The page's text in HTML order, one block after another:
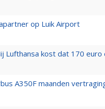
op Luik Airport
Lufthansa kost dat 170 euro
A350F maanden